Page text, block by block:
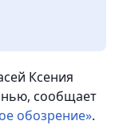
Ксения
, сообщает
обозрение».